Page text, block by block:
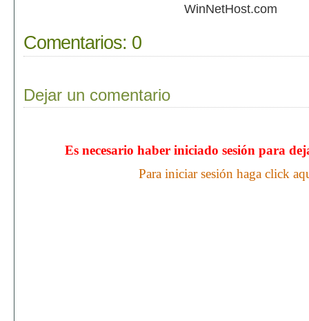
WinNetHost.com
Comentarios: 0
Dejar un comentario
Es necesario haber iniciado sesión para
Para iniciar sesión haga click